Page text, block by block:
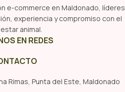
e-commerce en Maldonado, líderes
experiencia y compromiso con el
animal.
EN REDES
Rimas, Punta del Este, Maldonado